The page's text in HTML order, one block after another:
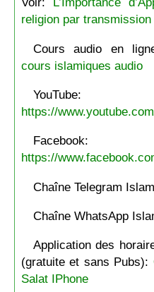
religion par transmission
Cours audio en
cours islamiques audio
YouTube:
https://
Facebook:
https://
Chaîne Telegram
Chaîne WhatsApp
Application des
(gratuite et sans Pubs):
Salat IPhone